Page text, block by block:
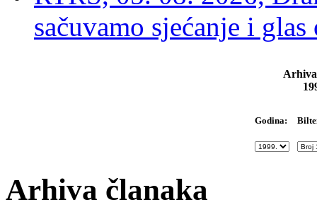
sačuvamo sjećanje i
Godina:
Arhiva članaka